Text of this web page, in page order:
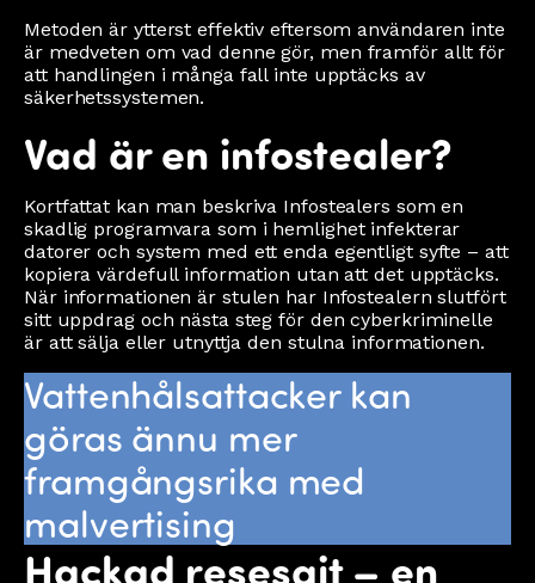
Metoden är ytterst effektiv eftersom användaren inte
är medveten om vad denne gör, men framför allt för
att handlingen i många fall inte upptäcks av
säkerhetssystemen.
Vad är en infostealer?
Kortfattat kan man beskriva Infostealers som en
skadlig programvara som i hemlighet infekterar
datorer och system med ett enda egentligt syfte – att
kopiera värdefull information utan att det upptäcks.
När informationen är stulen har Infostealern slutfört
sitt uppdrag och nästa steg för den cyberkriminelle
är att sälja eller utnyttja den stulna informationen.
Vattenhålsattacker kan
göras ännu mer
framgångsrika med
malvertising
Hackad resesajt – en